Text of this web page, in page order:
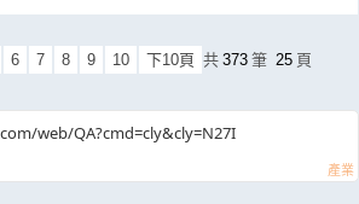
6 7 8 9 10 下10頁 共 373 筆 25 頁
web/QA?cmd=cly&cly=N27I